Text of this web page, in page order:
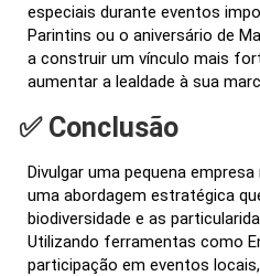
especiais durante eventos
Parintins ou o aniversário de
a construir um vínculo mais
aumentar a lealdade à sua
✅ Conclusão
Divulgar uma pequena empresa
uma abordagem estratégica
biodiversidade e as
Utilizando ferramentas como
participação em eventos